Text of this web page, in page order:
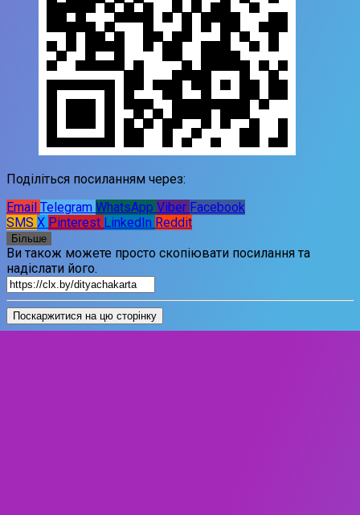
Поділіться посиланням через:
Email Telegram WhatsApp Viber Facebook
SMS X Pinterest LinkedIn Reddit
Більше
Ви також можете просто скопіювати посилання та
надіслати його.
Поскаржитися на цю сторінку